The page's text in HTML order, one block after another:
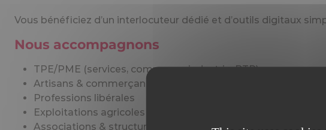
Vous bénéficiez d’un interlocuteur dédié et d’outils digitaux
Nous accompagnons
TPE/PME (services, commerce, industrie, BTP)
Artisans & commerçants
Professions libérales
Exploitations agricoles
Associations & structures locales